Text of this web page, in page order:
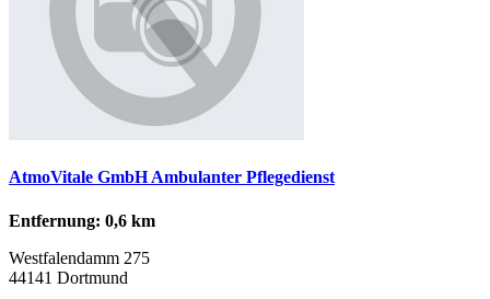
AtmoVitale GmbH Ambulanter Pflegedienst
Entfernung: 0,6 km
Westfalendamm 275
44141 Dortmund